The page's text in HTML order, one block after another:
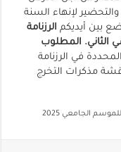
لإنهاء السنة
الرزنامة
الثاني. المطلوب
المحددة في الرزنامة
مذكرات التخرج
رزنامة النشاطات البيداغوجية لنهاية السداسي الثاني للموسم الجامعي 2025